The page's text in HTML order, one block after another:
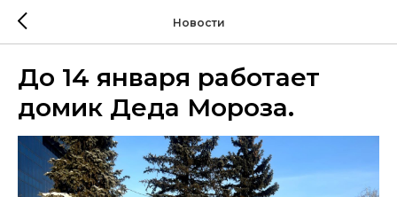
Новости
До 14 января работает
домик Деда Мороза.